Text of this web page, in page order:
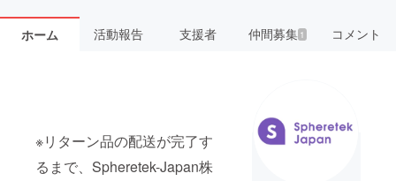
ホーム 活動報告 支援者 仲間募集 1 コメント
※リターン品の配送が完了す
るまで、Spheretek-Japan株